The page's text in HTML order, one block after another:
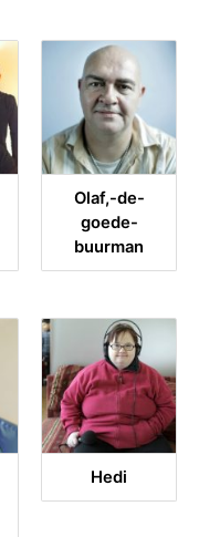
Olaf,-de-
goede-
buurman
Hedi